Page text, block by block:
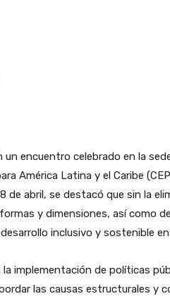
un encuentro celebrado en la
América Latina y el Caribe
de abril, se destacó que sin la
y dimensiones, así como
inclusivo y sostenible en
implementación de políticas
las causas estructurales y